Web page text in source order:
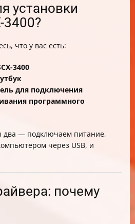
установки
3400?
что у вас есть:
3400
для подключения
программного
два — подключаем питание,
через USB, и
почему